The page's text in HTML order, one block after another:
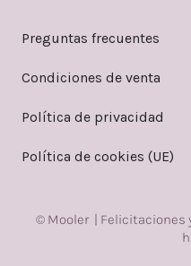
Preguntas frecuentes
Condiciones de venta
Política de privacidad
Política de cookies (UE)
© Mooler | Felicitaciones